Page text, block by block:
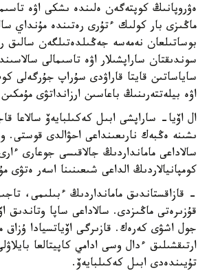
ەۋروپانىڭ كوپتەگەن ەلىندە ىشكى اۋە
ماڭىزى بار كولىك ءتۇرى رەتىندە مۇنداي
بوساتىلعان نەمەسە جەڭىلدەتىلگەن سالىق
سوندىقتان ساراپشىلار اۋە تاسىمالى
ساياساتىن قايتا قاراۋدى سۇراپ جۇرگەلى
اۋە بيلەتتەرىنىڭ باعاسىن ارزانداتۋى
ال اۆيا- ساراپشى ابىل كەكىلبايەۆ سالاعا
ىشىنە ەڭبەك نارىعىنداعى احۋالدى قوستى.
سالاداعى مامانداردىڭ جالاقىسى جوعارى
كومپانيالاردىڭ الداعى شىعىنىنا اسەر ەتۋى
- قازاقستاندىق مامانداردىڭ ءبىلىمى،
قۇزىرەتى ماڭىزدى. سالاداعى ساپا وتاندىق
جول اشۋى كەرەك. قازىرگى اۆياتسيادا ۇزاق
ارتىقشىلىق ءدال وسى ادامي كاپيتالعا
تۇيىندەدى ابىل كەكىلبايەۆ.